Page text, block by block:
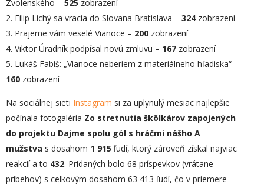
Zvolenského – 525 zobrazení
2. Filip Lichý sa vracia do Slovana Bratislava – 324 zobrazení
3. Prajeme vám veselé Vianoce – 200 zobrazení
4. Viktor Úradník podpísal novú zmluvu – 167 zobrazení
5. Lukáš Fabiš: „Vianoce neberiem z materiálneho hľadiska“ –
160 zobrazení
Na sociálnej sieti Instagram si za uplynulý mesiac najlepšie
počínala fotogaléria Zo stretnutia škôlkárov zapojených
do projektu Dajme spolu gól s hráčmi nášho A
mužstva s dosahom 1 915 ľudí, ktorý zároveň získal najviac
reakcií a to 432. Pridaných bolo 68 príspevkov (vrátane
príbehov) s celkovým dosahom 63 413 ľudí, čo v priemere